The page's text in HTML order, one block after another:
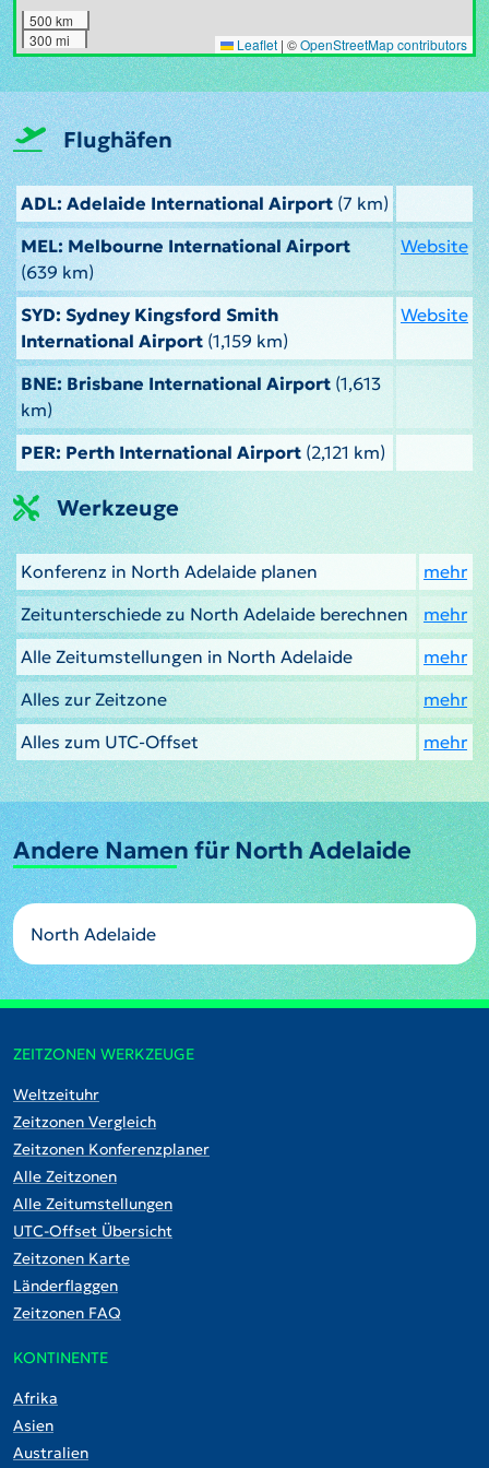
500 km
300 mi
Leaflet | ©OpenStreetMap contributors
Flughäfen
ADL: Adelaide International Airport (7 km)
MEL: Melbourne International Airport
(639 km)
Website
SYD: Sydney Kingsford Smith
International Airport (1,159 km)
Website
BNE: Brisbane International Airport (1,613
km)
PER: Perth International Airport (2,121 km)
Werkzeuge
Konferenz in North Adelaide planen
mehr
Zeitunterschiede zu North Adelaide berechnen
mehr
Alle Zeitumstellungen in North Adelaide
mehr
Alles zur Zeitzone
mehr
Alles zum UTC-Offset
mehr
Andere Namen für North Adelaide
North Adelaide
ZEITZONEN WERKZEUGE
Weltzeituhr
Zeitzonen Vergleich
Zeitzonen Konferenzplaner
Alle Zeitzonen
Alle Zeitumstellungen
UTC-Offset Übersicht
Zeitzonen Karte
Länderflaggen
Zeitzonen FAQ
KONTINENTE
Afrika
Asien
Australien